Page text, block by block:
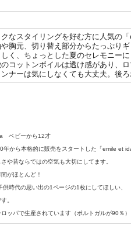
なスタイリングを好む方に人気の「
胸元、切り替え部分からたっぷりギ
く、ちょっとした夏のセレモニーに
コットンボイルは透け感があり、
ナーは気にしなくても大丈夫。後ろ
ベビーから12才
から本格的に販売をスタートした「emile et ida
や昔ならではの空気も大切にしてます。
がほとんど！
供時代の思い出の1ページの1枚にしてほしい、
。
ッパで生産されています（ポルトガルが90％）